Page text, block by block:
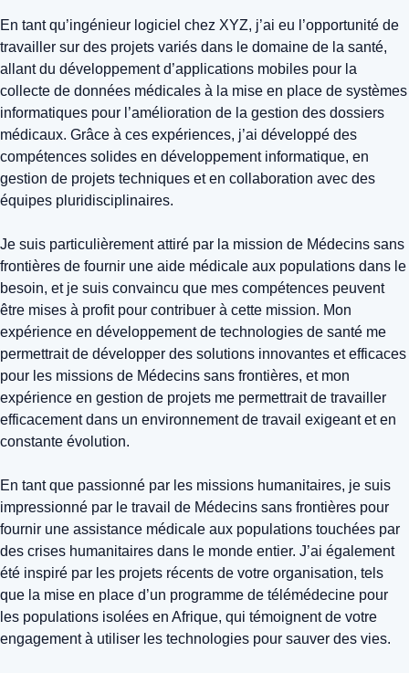
En tant qu’ingénieur logiciel chez XYZ, j’ai eu l’opportunité de
travailler sur des projets variés dans le domaine de la santé,
allant du développement d’applications mobiles pour la
collecte de données médicales à la mise en place de systèmes
informatiques pour l’amélioration de la gestion des dossiers
médicaux. Grâce à ces expériences, j’ai développé des
compétences solides en développement informatique, en
gestion de projets techniques et en collaboration avec des
équipes pluridisciplinaires.
Je suis particulièrement attiré par la mission de Médecins sans
frontières de fournir une aide médicale aux populations dans le
besoin, et je suis convaincu que mes compétences peuvent
être mises à profit pour contribuer à cette mission. Mon
expérience en développement de technologies de santé me
permettrait de développer des solutions innovantes et efficaces
pour les missions de Médecins sans frontières, et mon
expérience en gestion de projets me permettrait de travailler
efficacement dans un environnement de travail exigeant et en
constante évolution.
En tant que passionné par les missions humanitaires, je suis
impressionné par le travail de Médecins sans frontières pour
fournir une assistance médicale aux populations touchées par
des crises humanitaires dans le monde entier. J’ai également
été inspiré par les projets récents de votre organisation, tels
que la mise en place d’un programme de télémédecine pour
les populations isolées en Afrique, qui témoignent de votre
engagement à utiliser les technologies pour sauver des vies.